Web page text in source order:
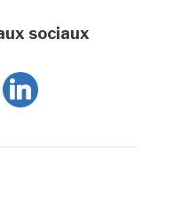
sociaux
linkedin